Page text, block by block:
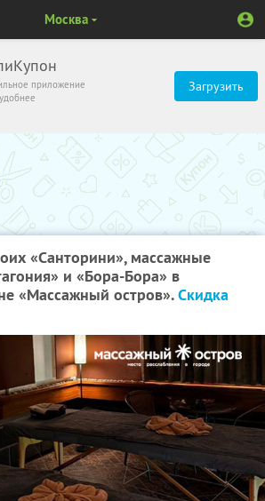
приложение
Загрузить
Москва
«Санторини», массажные
и «Бора-Бора» в
«Массажный остров».Скидка